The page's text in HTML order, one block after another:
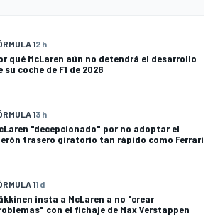
12 h
qué McLaren aún no detendrá el desarrollo
su coche de F1 de 2026
13 h
"decepcionado" por no adoptar el
trasero giratorio tan rápido como Ferrari
11 d
insta a McLaren a no "crear
con el fichaje de Max Verstappen